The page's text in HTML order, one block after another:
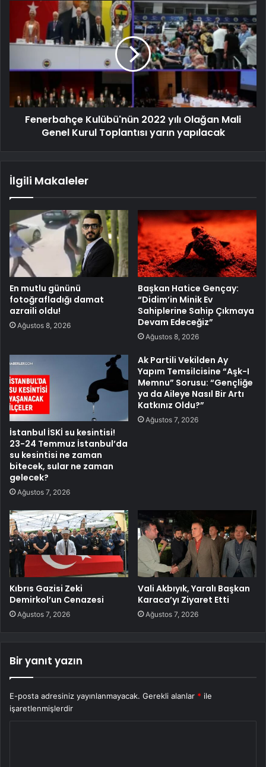
Fenerbahçe Kulübü'nün 2022 yılı Olağan Mali
Genel Kurul Toplantısı yarın yapılacak
İlgili Makaleler
En mutlu gününü
fotoğrafladığı damat
azraili oldu!
Ağustos 8, 2026
Başkan Hatice Gençay:
“Didim’in Minik Ev
Sahiplerine Sahip Çıkmaya
Devam Edeceğiz”
Ağustos 8, 2026
İstanbul İSKİ su kesintisi!
23-24 Temmuz İstanbul’da
su kesintisi ne zaman
bitecek, sular ne zaman
gelecek?
Ağustos 7, 2026
Ak Partili Vekilden Ay
Yapım Temsilcisine “Aşk-I
Memnu” Sorusu: “Gençliğe
ya da Aileye Nasıl Bir Artı
Katkınız Oldu?”
Ağustos 7, 2026
Kıbrıs Gazisi Zeki
Demirkol’un Cenazesi
Ağustos 7, 2026
Vali Akbıyık, Yaralı Başkan
Karaca’yı Ziyaret Etti
Ağustos 7, 2026
Bir yanıt yazın
E-posta adresiniz yayınlanmayacak. Gerekli alanlar * ile
işaretlenmişlerdir